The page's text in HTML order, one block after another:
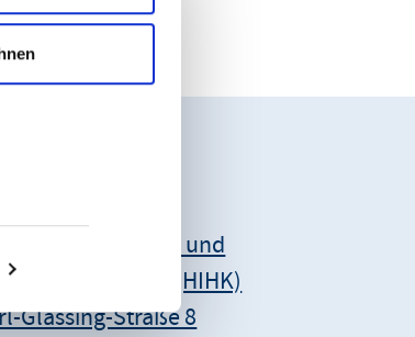
Industrie- und
(HIHK)
Glässing-Straße 8